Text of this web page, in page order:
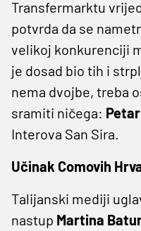
Transfermarktu
potvrda da se
velikoj konkurenciji
je dosad bio tih i
nema dvojbe, treba
sramiti ničega:
Interova San Sira.
Učinak Comovih
Talijanski mediji
nastup Martina